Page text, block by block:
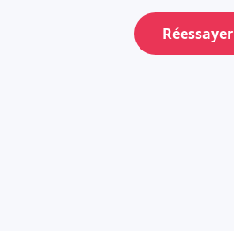
Réessayer